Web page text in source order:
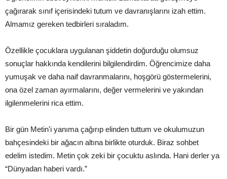
çağırarak sınıf içerisindeki tutum ve davranışlarını izah ettim.
Almamız gereken tedbirleri sıraladım.
Özellikle çocuklara uygulanan şiddetin doğurduğu olumsuz
sonuçlar hakkında kendilerini bilgilendirdim. Öğrencimize daha
yumuşak ve daha naif davranmalarını, hoşgörü göstermelerini,
ona özel zaman ayırmalarını, değer vermelerini ve yakından
ilgilenmelerini rica ettim.
Bir gün Metin'i yanıma çağırıp elinden tuttum ve okulumuzun
bahçesindeki bir ağacın altına birlikte oturduk. Biraz sohbet
edelim istedim. Metin çok zeki bir çocuktu aslında. Hani derler ya
“Dünyadan haberi vardı.”